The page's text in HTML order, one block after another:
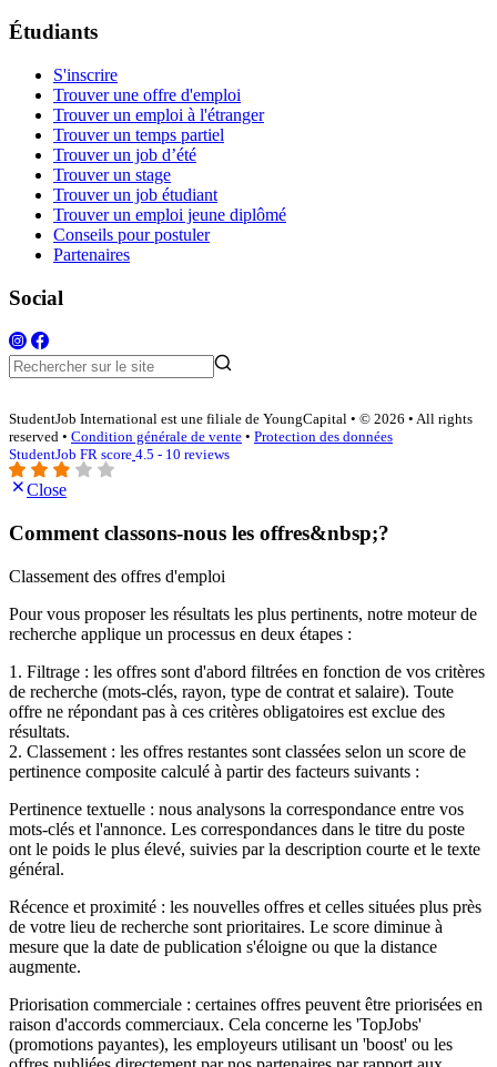
Étudiants
S'inscrire
Trouver une offre d'emploi
Trouver un emploi à l'étranger
Trouver un temps partiel
Trouver un job d’été
Trouver un stage
Trouver un job étudiant
Trouver un emploi jeune diplômé
Conseils pour postuler
Partenaires
Social
StudentJob International est une filiale de YoungCapital • © 2026 • All rights
reserved • Condition générale de vente • Protection des données
StudentJob FR score 4.5 - 10 reviews
Close
Comment classons-nous les offres&nbsp;?
Classement des offres d'emploi
Pour vous proposer les résultats les plus pertinents, notre moteur de
recherche applique un processus en deux étapes :
1. Filtrage : les offres sont d'abord filtrées en fonction de vos critères
de recherche (mots-clés, rayon, type de contrat et salaire). Toute
offre ne répondant pas à ces critères obligatoires est exclue des
résultats.
2. Classement : les offres restantes sont classées selon un score de
pertinence composite calculé à partir des facteurs suivants :
Pertinence textuelle : nous analysons la correspondance entre vos
mots-clés et l'annonce. Les correspondances dans le titre du poste
ont le poids le plus élevé, suivies par la description courte et le texte
général.
Récence et proximité : les nouvelles offres et celles situées plus près
de votre lieu de recherche sont prioritaires. Le score diminue à
mesure que la date de publication s'éloigne ou que la distance
augmente.
Priorisation commerciale : certaines offres peuvent être priorisées en
raison d'accords commerciaux. Cela concerne les 'TopJobs'
(promotions payantes), les employeurs utilisant un 'boost' ou les